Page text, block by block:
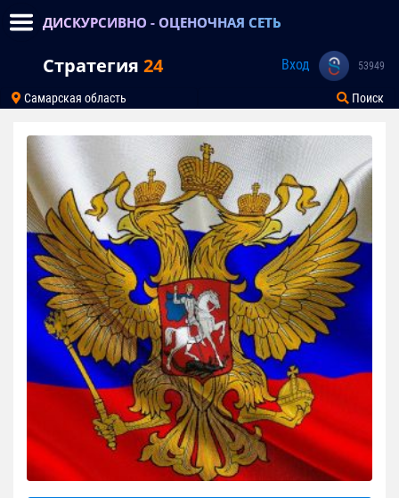
ДИСКУРСИВНО - ОЦЕНОЧНАЯ СЕТЬ
Стратегия 24 Вход 53949
Самарская область Поиск